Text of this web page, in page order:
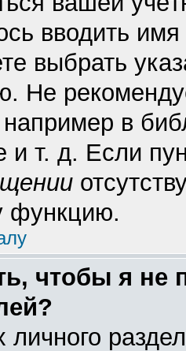
вводить
выбрать
Не
в
и т. д. Если
функцию.
чтобы я не
личного